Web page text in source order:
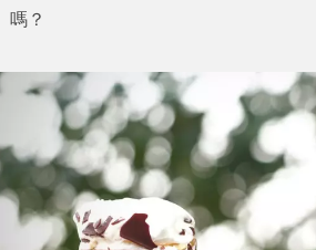
嗎？